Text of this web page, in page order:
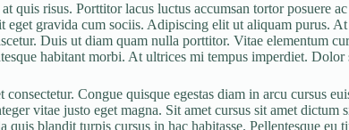
quis risus. Porttitor lacus luctus accumsan tortor
gravida cum sociis. Adipiscing elit ut aliquam purus.
Duis ut diam quam nulla porttitor. Vitae elementum
habitant morbi. At ultrices mi tempus imperdiet.
Congue quisque egestas diam in arcu cursus
vitae justo eget magna. Sit amet cursus sit amet
blandit turpis cursus in hac habitasse. Pellentesque